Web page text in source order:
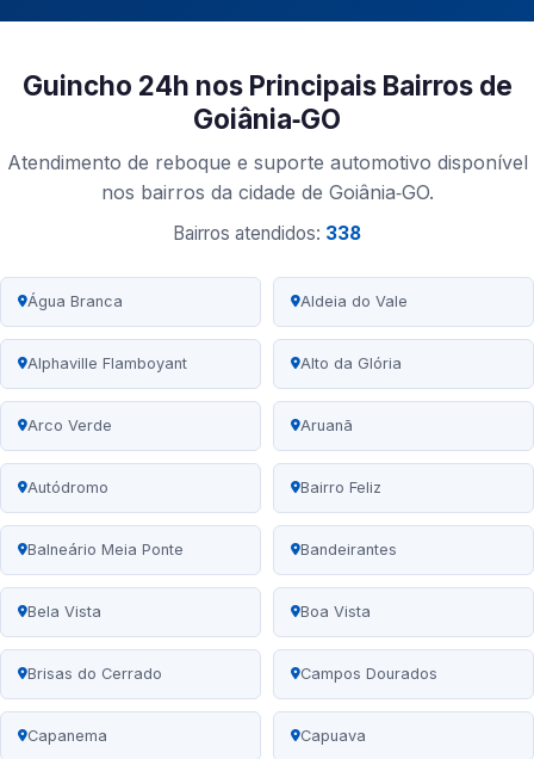
Guincho 24h nos Principais Bairros de
Goiânia‑GO
Atendimento de reboque e suporte automotivo disponível
nos bairros da cidade de Goiânia‑GO.
Bairros atendidos: 338
Água Branca Aldeia do Vale
Alphaville Flamboyant Alto da Glória
Arco Verde Aruanã
Autódromo Bairro Feliz
Balneário Meia Ponte Bandeirantes
Bela Vista Boa Vista
Brisas do Cerrado Campos Dourados
Capanema Capuava